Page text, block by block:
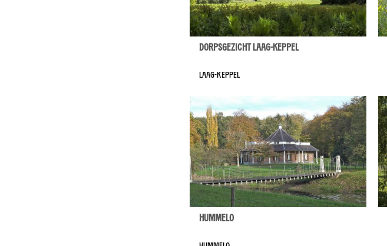
Dorpsgezicht Laag-Keppel
Laag-Keppel
Hummelo